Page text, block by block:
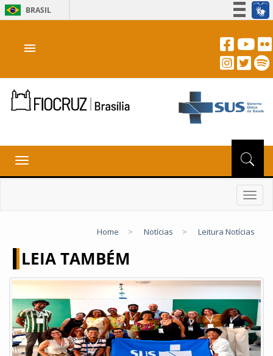
BRASIL
Acesso à informação
Canais
menu
Toggle
navigation
Home > Notícias > Leitura Notícias
LEIA TAMBÉM